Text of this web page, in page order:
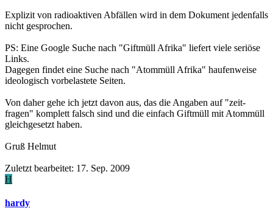
Explizit von radioaktiven Abfällen wird in dem Dokument jedenfalls
nicht gesprochen.
PS: Eine Google Suche nach "Giftmüll Afrika" liefert viele seriöse
Links.
Dagegen findet eine Suche nach "Atommüll Afrika" haufenweise
ideologisch vorbelastete Seiten.
Von daher gehe ich jetzt davon aus, das die Angaben auf "zeit-
fragen" komplett falsch sind und die einfach Giftmüll mit Atommüll
gleichgesetzt haben.
Gruß Helmut
Zuletzt bearbeitet: 17. Sep. 2009
H
hardy